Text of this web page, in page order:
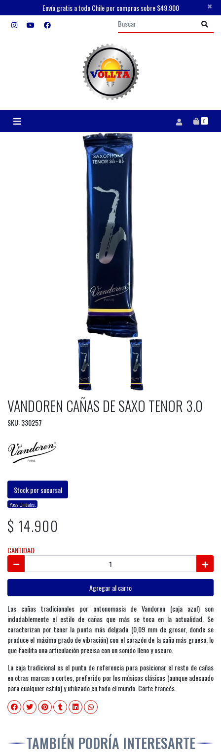
Envío gratis a todo Chile por compras sobre $49.900 ×
0
VANDOREN CAÑAS DE SAXO TENOR 3.0
SKU: 330257
Stock por sucursal
Pocas Unidades.
$ 14.900
CANTIDAD
Agregar al carro
Las cañas tradicionales por antonomasia de Vandoren (caja azul) son
indudablemente el estilo de cañas que más se toca en la actualidad. Se
caracterizan por tener la punta más delgada (0,09 mm de grosor, donde se
produce el máximo grado de vibración) con el corazón de la caña más grueso, lo
que facilita una articulación precisa con un sonido lleno y oscuro.
La caja tradicional es el punto de referencia para posicionar el resto de cañas
en otras marcas o cortes, preferido por los músicos clásicos (aunque adecuado
para cualquier estilo) y utilizado en todo el mundo. Corte francés.
TAMBIÉN PODRÍA INTERESARTE